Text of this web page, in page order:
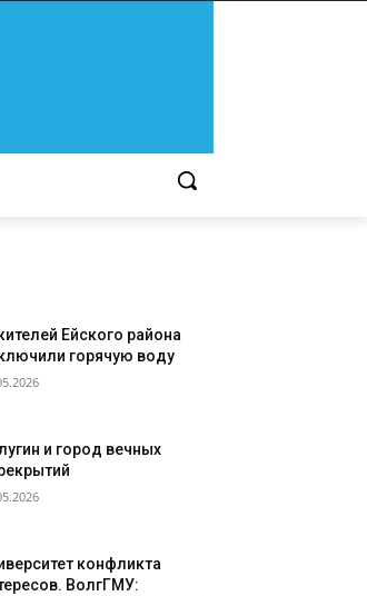
Ейского района
горячую воду
и город вечных
конфликта
ВолгГМУ: